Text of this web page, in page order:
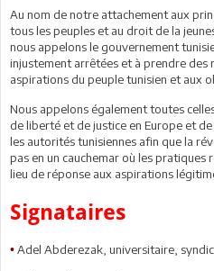
Au nom de notre attachement aux
tous les peuples et au droit de la
nous appelons le gouvernement
injustement arrêtées et à prendre des
aspirations du peuple tunisien et aux
Nous appelons également toutes
de liberté et de justice en Europe et
les autorités tunisiennes afin que la
pas en un cauchemar où les
lieu de réponse aux aspirations
Signataires
• Adel Abderezak, universitaire,